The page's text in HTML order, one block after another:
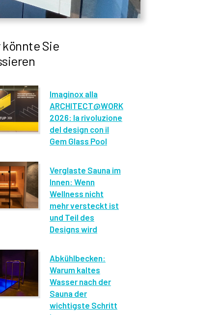
Sie
Imaginox alla
ARCHITECT@WORK
2026: la rivoluzione
del design con il
Gem Glass Pool
Verglaste Sauna im
Innen: Wenn
Wellness nicht
mehr versteckt ist
und Teil des
Designs wird
Abkühlbecken:
Warum kaltes
Wasser nach der
Sauna der
wichtigste Schritt